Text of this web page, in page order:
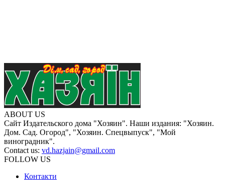
ABOUT US
Сайт Издательского дома "Хозяин". Наши издания: "Хозяин.
Дом. Сад. Огород", "Хозяин. Спецвыпуск", "Мой
виноградник".
Contact us: vd.hazjain@gmail.com
FOLLOW US
Контакти